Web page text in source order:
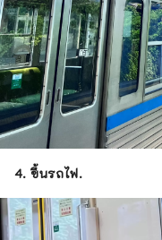
4. ขึ้นรถไฟ.